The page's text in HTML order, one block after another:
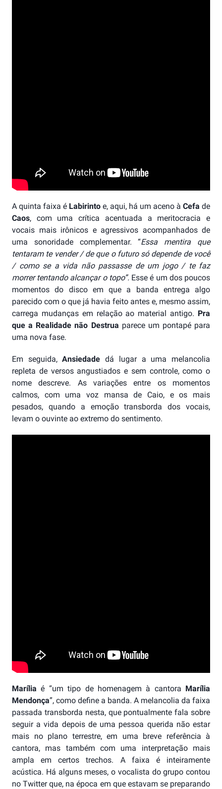
A quinta faixa é Labirinto e, aqui, há um aceno à Cefa de
Caos, com uma crítica acentuada a meritocracia e
vocais mais irônicos e agressivos acompanhados de
uma sonoridade complementar. “Essa mentira que
tentaram te vender / de que o futuro só depende de você
/ como se a vida não passasse de um jogo / te faz
morrer tentando alcançar o topo”. Esse é um dos poucos
momentos do disco em que a banda entrega algo
parecido com o que já havia feito antes e, mesmo assim,
carrega mudanças em relação ao material antigo. Pra
que a Realidade não Destrua parece um pontapé para
uma nova fase.
Em seguida,Ansiedadedá lugar a uma melancolia
repleta de versos angustiados e sem controle, como o
nome descreve. As variações entre os momentos
calmos, com uma voz mansa de Caio, e os mais
pesados, quando a emoção transborda dos vocais,
levam o ouvinte ao extremo do sentimento.
Maríliaé “um tipo de homenagem à cantora Marília
Mendonça”, como define a banda. A melancolia da faixa
passada transborda nesta, que pontualmente fala sobre
seguir a vida depois de uma pessoa querida não estar
mais no plano terrestre, em uma breve referência à
cantora, mas também com uma interpretação mais
ampla em certos trechos. A faixa é inteiramente
acústica. Há alguns meses, o vocalista do grupo contou
no Twitter que, na época em que estavam se preparando